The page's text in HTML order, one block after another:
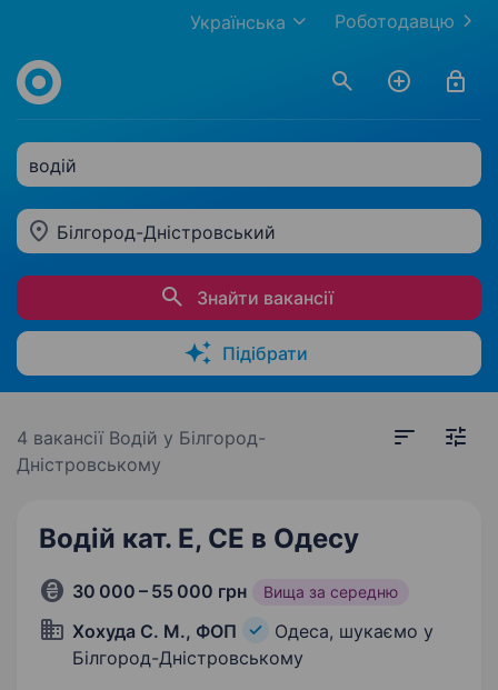
Роботодавцю
Українська
водій
Білгород-Дністровський
Знайти вакансії
Підібрати
4 вакансії Водій у Білгород-
Дністровському
Водій кат. Е, СЕ в Одесу
30 000 – 55 000 грн Вища за середню
Хохуда С. М., ФОП
Одеса, шукаємо у
Білгород-Дністровському